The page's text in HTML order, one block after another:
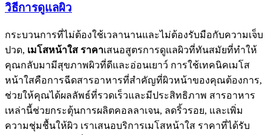
วิธีการดูแลผิว
กระบวนการที่ไม่ต้องใช้เวลานานและไม่ต้องรับมือกับความเจ็บ
ปวด, เมโสหน้าใส ราคาเสนอสูตรการดูแลผิวที่ทันสมัยที่ทำให้
คุณกลับมามีสุขภาพผิวที่ดีและอ่อนเยาว์ การใช้เทคนิคเมโส
หน้าใสคือการฉีดสารอาหารที่สำคัญที่ผิวหน้าของคุณต้องการ,
ช่วยให้คุณได้ผลลัพธ์ที่รวดเร็วและมีประสิทธิภาพ สารอาหาร
เหล่านี้ช่วยกระตุ้นการผลิตคอลลาเจน, ลดริ้วรอย, และเพิ่ม
ความชุ่มชื้นให้ผิว เราเสนอบริการเมโสหน้าใส ราคาที่ได้รับ